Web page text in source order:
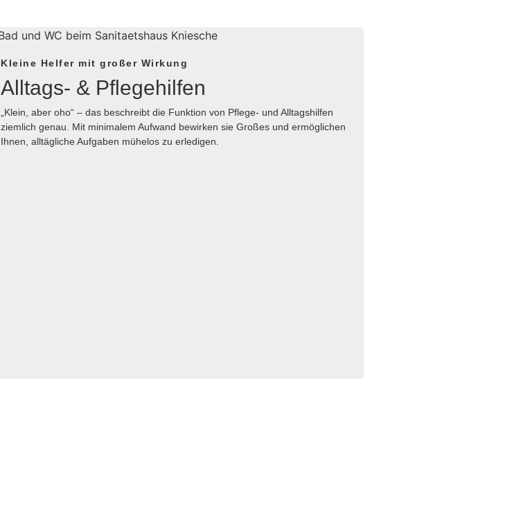
Kleine Helfer mit großer Wirkung
Alltags- & Pflegehilfen
„Klein, aber oho“ – das beschreibt die Funktion von Pflege- und Alltagshilfen
ziemlich genau. Mit minimalem Aufwand bewirken sie Großes und ermöglichen
Ihnen, alltägliche Aufgaben mühelos zu erledigen.